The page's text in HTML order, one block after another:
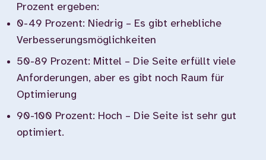
Prozent ergeben:
0-49 Prozent: Niedrig – Es gibt erhebliche
Verbesserungsmöglichkeiten
50-89 Prozent: Mittel – Die Seite erfüllt viele
Anforderungen, aber es gibt noch Raum für
Optimierung
90-100 Prozent: Hoch – Die Seite ist sehr gut
optimiert.